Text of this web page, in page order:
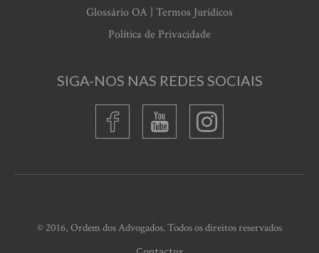
Glossário OA | Termos Jurídicos
Política de Privacidade
SIGA-NOS NAS REDES SOCIAIS
© 2016, Ordem dos Advogados. Todos os direitos reservados